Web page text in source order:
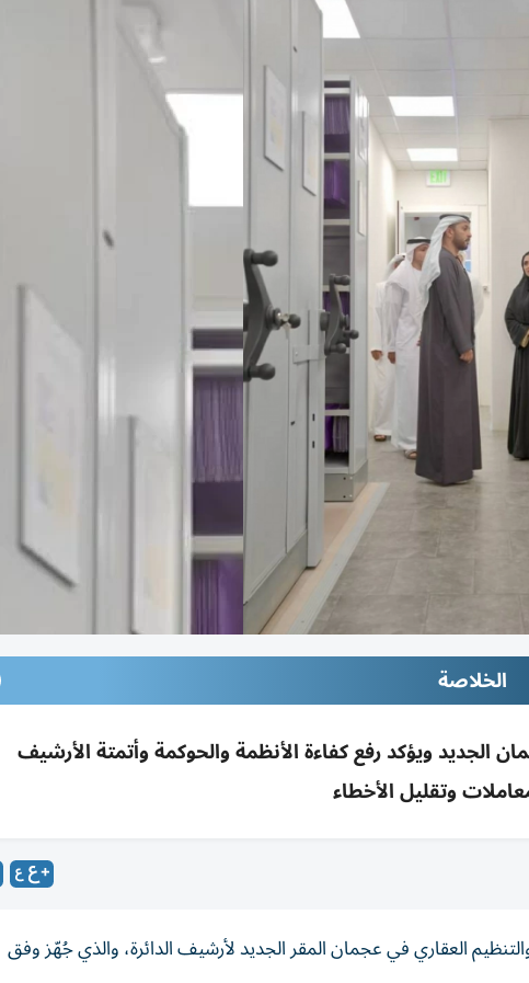
الخلاصة
ويؤكد رفع كفاءة الأنظمة والحوكمة وأتمتة الأرشيف
وتقليل الأخطاء
العقاري في عجمان المقر الجديد لأرشيف الدائرة، والذي جُهّز وفق